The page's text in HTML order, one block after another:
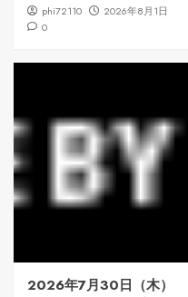
phi72110
2026年8月1日
0
2026年7月30日（木）